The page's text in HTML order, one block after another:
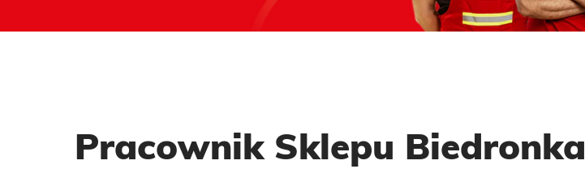
Pracownik Sklepu Biedronka